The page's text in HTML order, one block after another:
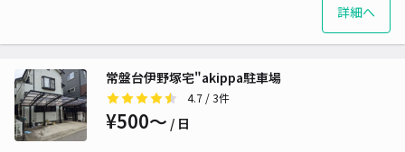
詳細へ
常盤台伊野塚宅"akippa駐車場
4.7 / 3件
¥500〜 / 日